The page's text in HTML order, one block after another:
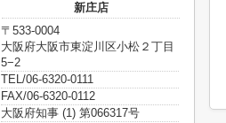
新庄店
〒533-0004
大阪府大阪市東淀川区小松２丁目
5−2
TEL/06-6320-0111
FAX/06-6320-0112
大阪府知事 (1) 第066317号